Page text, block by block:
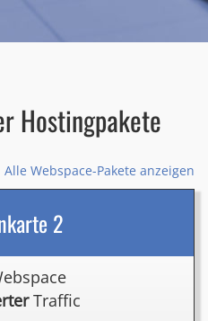
Hostingpakete
Alle Webspace-Pakete anzeigen
2
Traffic